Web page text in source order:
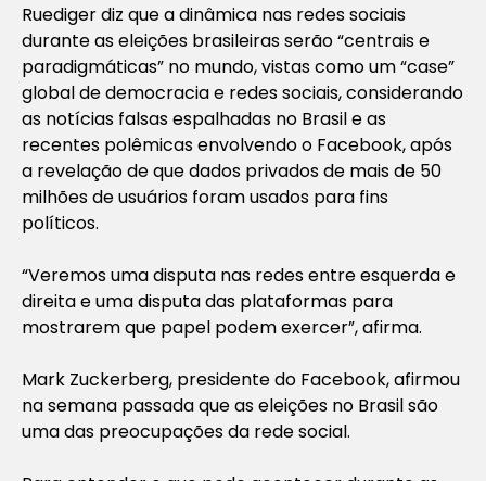
Ruediger diz que a dinâmica nas redes sociais
durante as eleições brasileiras serão “centrais e
paradigmáticas” no mundo, vistas como um “case”
global de democracia e redes sociais, considerando
as notícias falsas espalhadas no Brasil e as
recentes polêmicas envolvendo o Facebook, após
a revelação de que dados privados de mais de 50
milhões de usuários foram usados para fins
políticos.
“Veremos uma disputa nas redes entre esquerda e
direita e uma disputa das plataformas para
mostrarem que papel podem exercer”, afirma.
Mark Zuckerberg, presidente do Facebook, afirmou
na semana passada que as eleições no Brasil são
uma das preocupações da rede social.